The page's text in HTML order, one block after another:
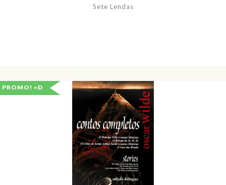
Sete Lendas
PROMO! =D